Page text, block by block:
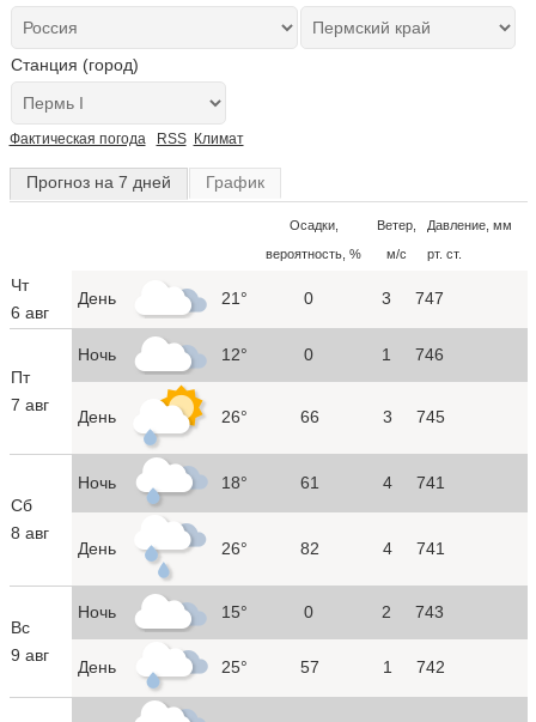
Станция (город)
Фактическая погода RSS Климат
Прогноз на 7 дней График
Осадки,
вероятность, %
Ветер,
м/с
Давление, мм
рт. ст.
Чт
6 авг
День 21° 0 3 747
Пт
7 авг
Ночь 12° 0 1 746
День 26° 66 3 745
Сб
8 авг
Ночь 18° 61 4 741
День 26° 82 4 741
Вс
9 авг
Ночь 15° 0 2 743
День 25° 57 1 742